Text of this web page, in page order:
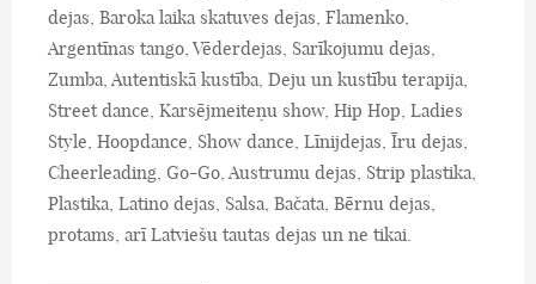
dejas, Baroka laika skatuves dejas, Flamenko,
Argentīnas tango, Vēderdejas, Sarīkojumu dejas,
Zumba, Autentiskā kustība, Deju un kustību terapija,
Street dance, Karsējmeiteņu show, Hip Hop, Ladies
Style, Hoopdance, Show dance, Līnijdejas, Īru dejas,
Cheerleading, Go-Go, Austrumu dejas, Strip plastika,
Plastika, Latino dejas, Salsa, Bačata, Bērnu dejas,
protams, arī Latviešu tautas dejas un ne tikai.